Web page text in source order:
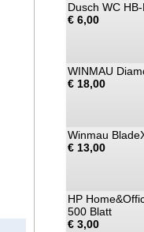
Dusch WC
€ 6,00
WINMAU
€ 18,00
Winmau
€ 13,00
HP
500 Blatt
€ 3,00